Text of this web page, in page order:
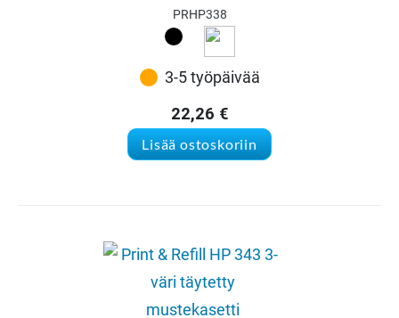
PRHP338
3-5 työpäivää
22,26 €
Lisää ostoskoriin